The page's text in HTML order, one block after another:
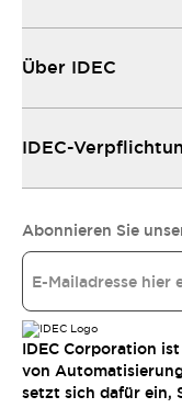
Über IDEC
IDEC-
Abonnieren Sie
IDEC Corporation
von
setzt sich dafür ein,